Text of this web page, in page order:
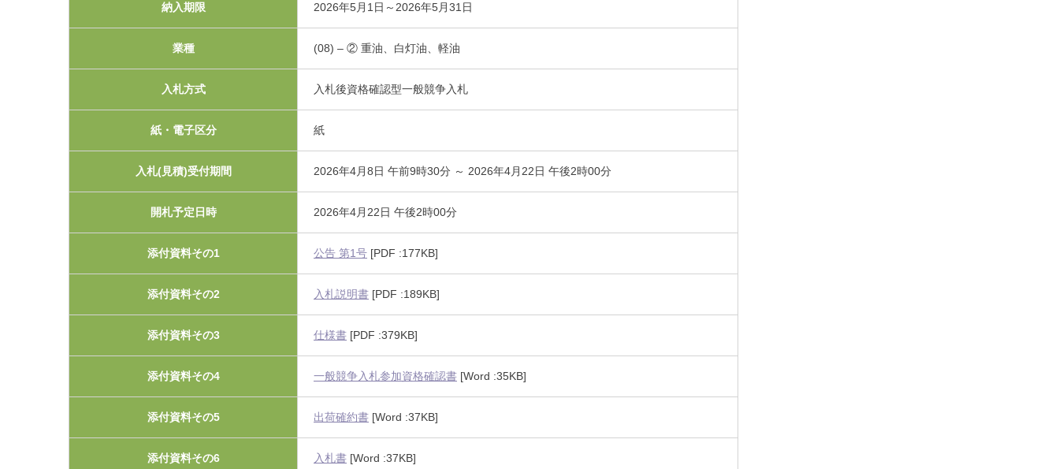
納入期限 2026年5月1日～2026年5月31日
業種 (08) – ② 重油、白灯油、軽油
入札方式 入札後資格確認型一般競争入札
紙・電子区分 紙
入札(見積)受付期間 2026年4月8日 午前9時30分 ～ 2026年4月22日 午後2時00分
開札予定日時 2026年4月22日 午後2時00分
添付資料その1 公告 第1号 [PDF :177KB]
添付資料その2 入札説明書 [PDF :189KB]
添付資料その3 仕様書 [PDF :379KB]
添付資料その4 一般競争入札参加資格確認書 [Word :35KB]
添付資料その5 出荷確約書 [Word :37KB]
添付資料その6 入札書 [Word :37KB]
利害関係者との接触等に関する届出書（word）